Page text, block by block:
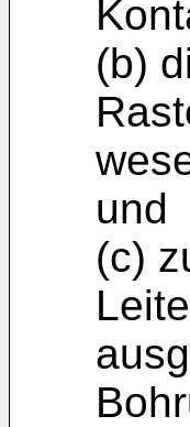
(b)
und
(c)